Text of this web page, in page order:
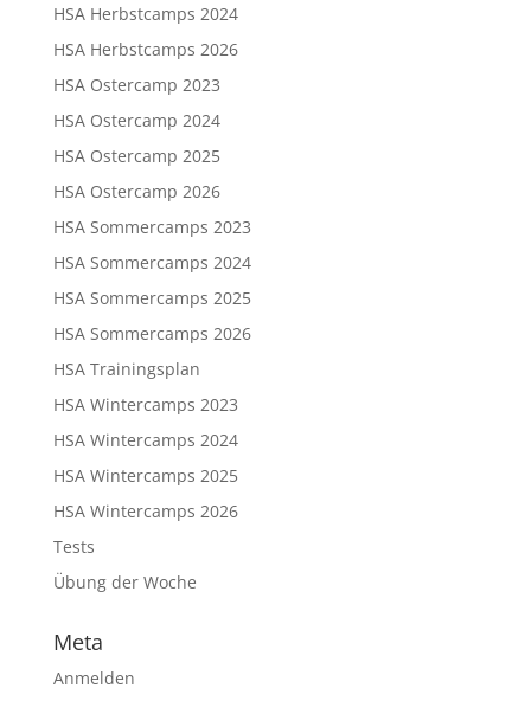
HSA Herbstcamps 2024
HSA Herbstcamps 2026
HSA Ostercamp 2023
HSA Ostercamp 2024
HSA Ostercamp 2025
HSA Ostercamp 2026
HSA Sommercamps 2023
HSA Sommercamps 2024
HSA Sommercamps 2025
HSA Sommercamps 2026
HSA Trainingsplan
HSA Wintercamps 2023
HSA Wintercamps 2024
HSA Wintercamps 2025
HSA Wintercamps 2026
Tests
Übung der Woche
Meta
Anmelden